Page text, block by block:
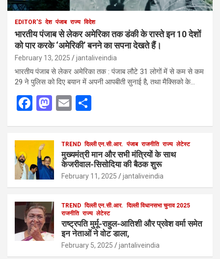
EDITOR'S देश पंजाब राज्य विदेश
भारतीय पंजाब से लेकर अमेरिका तक डंकी के रास्ते इन 10 देशों
को पार करके ‘अमेरिकी’ बनने का सपना देखते हैं।
February 13, 2025 jantaliveindia
भारतीय पंजाब से लेकर अमेरिका तक : पंजाब लौटे 31 लोगों में से कम से कम
29 ने पुलिस को दिए बयान में अपनी आपबीती सुनाई है, तथा मैक्सिको के…
F
b
o
o
k
M
d
o
n
E
e
TREND दिल्ली एन.सी.आर. पंजाब राजनीति राज्य लेटेस्ट
मुख्यमंत्री मान और सभी मंत्रियों के साथ
केजरीवाल-सिसोदिया की बैठक शुरू
February 11, 2025 jantaliveindia
TREND दिल्ली एन.सी.आर. दिल्ली विधानसभा चुनाव 2025
राजनीति राज्य लेटेस्ट
राष्ट्रपति मुर्मू-राहुल-आतिशी और प्रवेश वर्मा समेत
इन नेताओं ने वोट डाला,
February 5, 2025 jantaliveindia